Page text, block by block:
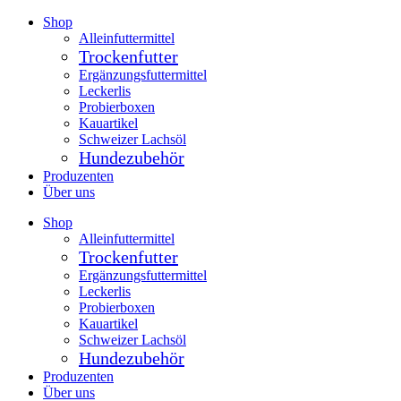
Zum
Shop
Alleinfuttermittel
Trockenfutter
Ergänzungsfuttermittel
Leckerlis
Probierboxen
Kauartikel
Schweizer Lachsöl
Hundezubehör
Produzenten
Über uns
Shop
Alleinfuttermittel
Trockenfutter
Ergänzungsfuttermittel
Leckerlis
Probierboxen
Kauartikel
Schweizer Lachsöl
Hundezubehör
Produzenten
Über uns